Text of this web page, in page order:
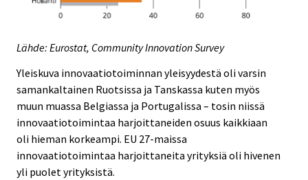
Lähde: Eurostat, Community Innovation Survey
Yleiskuva innovaatiotoiminnan yleisyydestä oli varsin
samankaltainen Ruotsissa ja Tanskassa kuten myös
muun muassa Belgiassa ja Portugalissa – tosin niissä
innovaatiotoimintaa harjoittaneiden osuus kaikkiaan
oli hieman korkeampi. EU 27-maissa
innovaatiotoimintaa harjoittaneita yrityksiä oli hivenen
yli puolet yrityksistä.